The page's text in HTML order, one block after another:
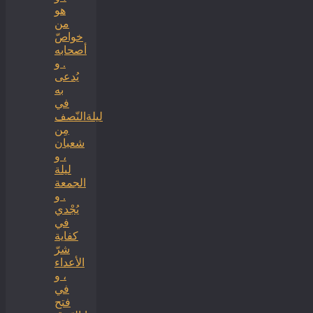
هو
من
خواصّ
أصحابه
. و
يُدعى
به
في
ليلةالنّصف
مِن
شعبان
، و
ليلة
الجمعة
. و
يُجْدي
في
كفاية
شرّ
الأعداء
، و
في
فتح